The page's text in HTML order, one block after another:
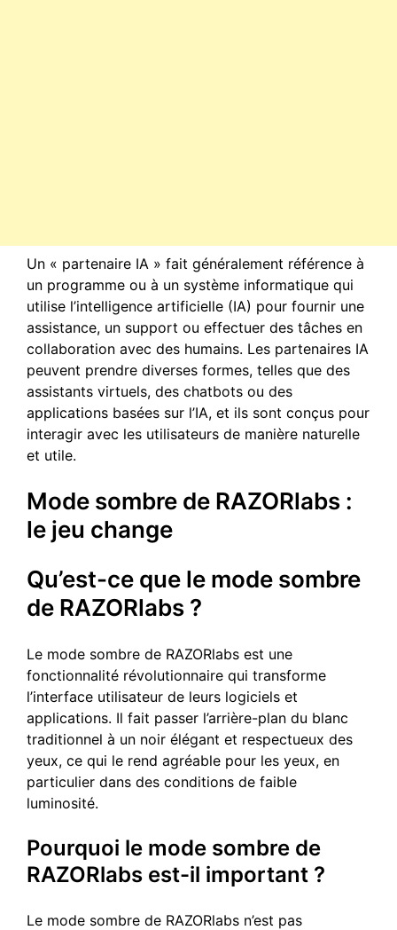
Un « partenaire IA » fait généralement référence à
un programme ou à un système informatique qui
utilise l’intelligence artificielle (IA) pour fournir une
assistance, un support ou effectuer des tâches en
collaboration avec des humains. Les partenaires IA
peuvent prendre diverses formes, telles que des
assistants virtuels, des chatbots ou des
applications basées sur l’IA, et ils sont conçus pour
interagir avec les utilisateurs de manière naturelle
et utile.
Mode sombre de RAZORlabs :
le jeu change
Qu’est-ce que le mode sombre
de RAZORlabs ?
Le mode sombre de RAZORlabs est une
fonctionnalité révolutionnaire qui transforme
l’interface utilisateur de leurs logiciels et
applications. Il fait passer l’arrière-plan du blanc
traditionnel à un noir élégant et respectueux des
yeux, ce qui le rend agréable pour les yeux, en
particulier dans des conditions de faible
luminosité.
Pourquoi le mode sombre de
RAZORlabs est-il important ?
Le mode sombre de RAZORlabs n’est pas